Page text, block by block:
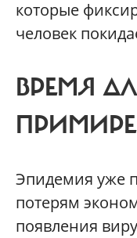
которые
человек
ВРЕМЯ
Эпидемия уже
потерям
появления